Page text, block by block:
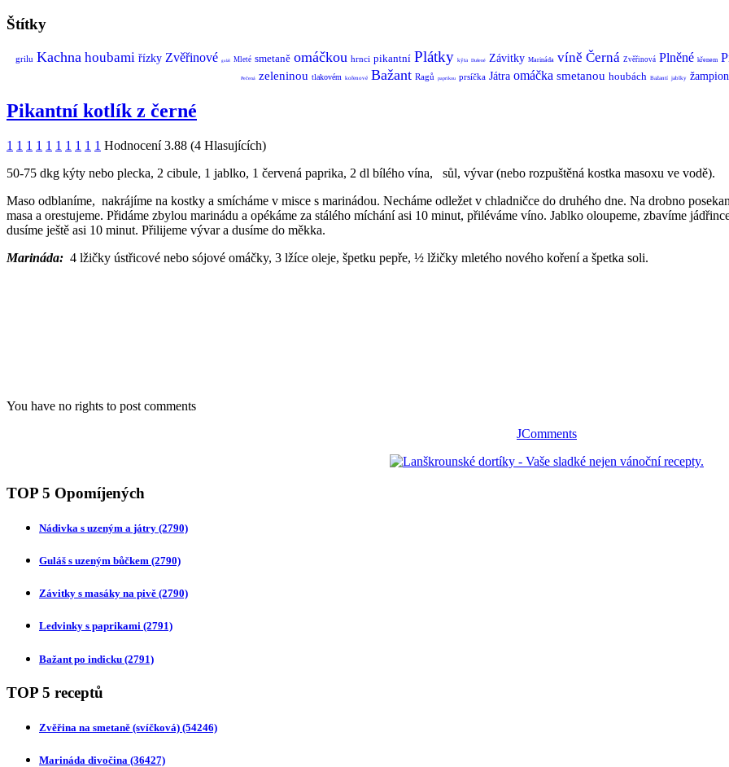
Štítky
grilu Kachna houbami řízky Zvěřinové guláš Mleté smetaně omáčkou hrnci pikantní Plátky kýta Dušené Závitky Marináda víně Černá Zvěřinová Plněné křenem
Pečená zeleninou tlakovém kořenové Bažant Ragů paprikou prsíčka Játra omáčka smetanou houbách Bažantí jablky
Pikantní kotlík z černé
1 1 1 1 1 1 1 1 1 1 Hodnocení 3.88 (4 Hlasujících)
50-75 dkg kýty nebo plecka, 2 cibule, 1 jablko, 1 červená paprika, 2 dl bílého vína, sůl, vývar (nebo rozpuštěná kostka masoxu ve vodě).
Maso odblaníme, nakrájíme na kostky a smícháme v misce s marinádou. Necháme odležet v chladničce do druhého dne. Na drobno
masa a orestujeme. Přidáme zbylou marinádu a opékáme za stálého míchání asi 10 minut, přiléváme víno. Jablko oloupeme, zbavíme
dusíme ještě asi 10 minut. Přilijeme vývar a dusíme do měkka.
Marináda: 4 lžičky ústřicové nebo sójové omáčky, 3 lžíce oleje, špetku pepře, ½ lžičky mletého nového koření a špetka soli.
You have no rights to post comments
JComments
TOP 5 Opomíjených
Nádivka s uzeným a játry (2790)
Guláš s uzeným bůčkem (2790)
Závitky s masáky na pivě (2790)
Ledvinky s paprikami (2791)
Bažant po indicku (2791)
TOP 5 receptů
Zvěřina na smetaně (svíčková) (54246)
Marináda divočina (36427)